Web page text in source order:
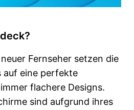
Fernseher setzen die
auf eine perfekte
flachere Designs.
sind aufgrund ihres